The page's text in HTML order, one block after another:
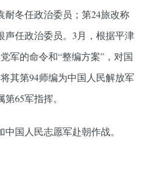
耐冬任政治委员；第24旅改称
声任政治委员。3月，根据平津
军的命令和“整编方案”，对国
其第94师编为中国人民解放军
65军指挥。
中国人民志愿军赴朝作战。